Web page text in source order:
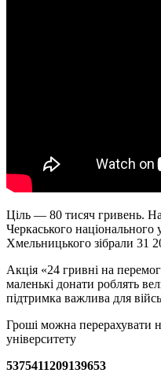
Ціль — 80 тисяч гривень.
Черкаського національного
Хмельницького зібрали 31
Акція «24 гривні на
маленькі донати роблять
підтримка важлива для
Гроші можна перерахувати
університету
5375411209139653